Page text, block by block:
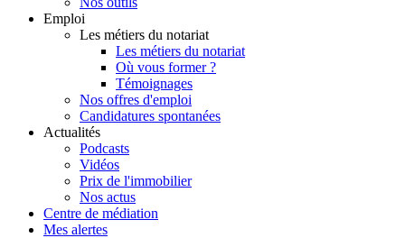
Emploi
Les métiers du notariat
Les métiers du notariat
Où vous former ?
Témoignages
Nos offres d'emploi
Candidatures spontanées
Actualités
Podcasts
Vidéos
Prix de l'immobilier
Nos actus
Centre de médiation
Mes alertes